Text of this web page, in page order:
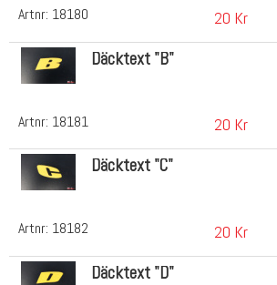
Artnr: 18180 20 Kr
Artnr: 18181
Däcktext "B"
20 Kr
Artnr: 18182
Däcktext "C"
20 Kr
Däcktext "D"